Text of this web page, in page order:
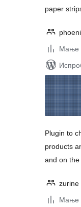
paper
Мање
Plugin to
products
and on the
zurine
Мање